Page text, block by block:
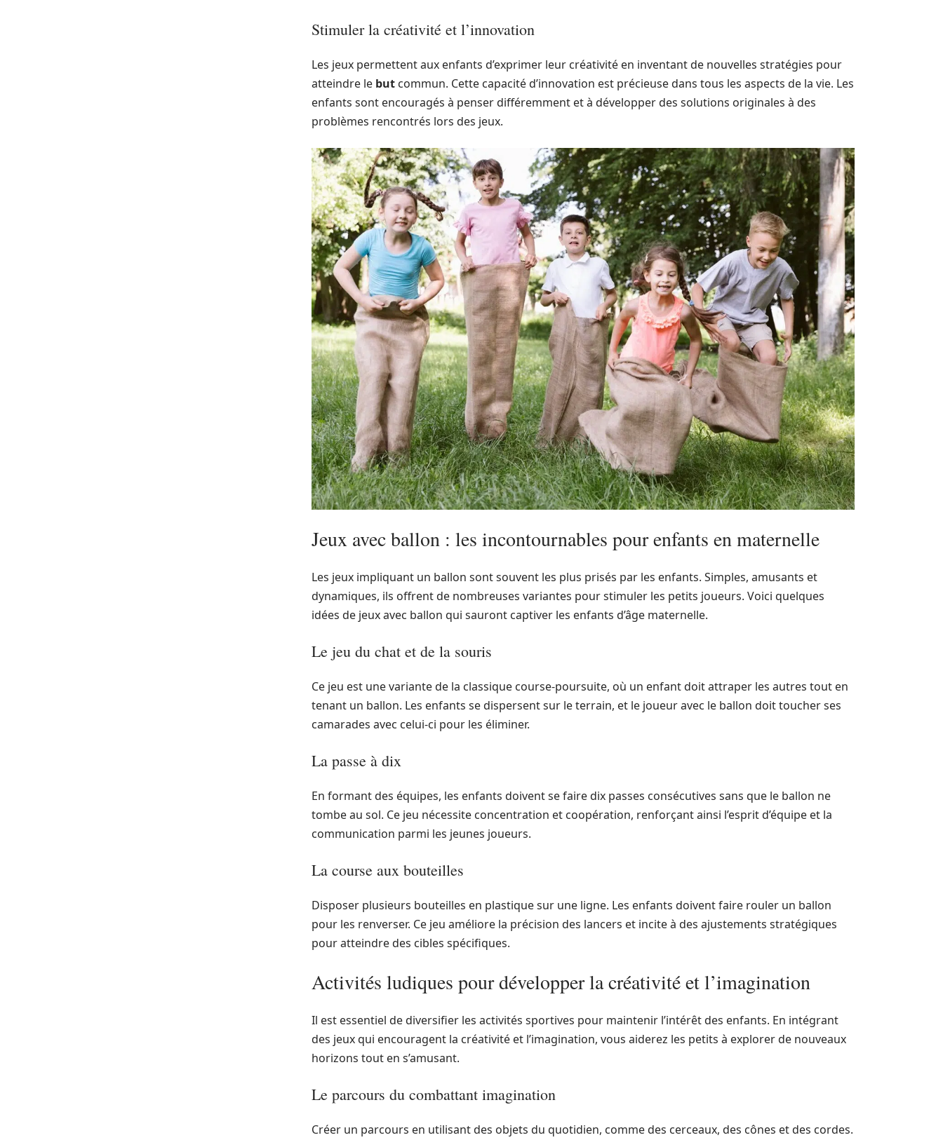
Stimuler la créativité et l’innovation
Les jeux permettent aux enfants d’exprimer leur créativité en inventant de nouvelles stratégies pour
atteindre le but commun. Cette capacité d’innovation est précieuse dans tous les aspects de la vie. Les
enfants sont encouragés à penser différemment et à développer des solutions originales à des
problèmes rencontrés lors des jeux.
Jeux avec ballon : les incontournables pour enfants en maternelle
Les jeux impliquant un ballon sont souvent les plus prisés par les enfants. Simples, amusants et
dynamiques, ils offrent de nombreuses variantes pour stimuler les petits joueurs. Voici quelques
idées de jeux avec ballon qui sauront captiver les enfants d’âge maternelle.
Le jeu du chat et de la souris
Ce jeu est une variante de la classique course-poursuite, où un enfant doit attraper les autres tout en
tenant un ballon. Les enfants se dispersent sur le terrain, et le joueur avec le ballon doit toucher ses
camarades avec celui-ci pour les éliminer.
La passe à dix
En formant des équipes, les enfants doivent se faire dix passes consécutives sans que le ballon ne
tombe au sol. Ce jeu nécessite concentration et coopération, renforçant ainsi l’esprit d’équipe et la
communication parmi les jeunes joueurs.
La course aux bouteilles
Disposer plusieurs bouteilles en plastique sur une ligne. Les enfants doivent faire rouler un ballon
pour les renverser. Ce jeu améliore la précision des lancers et incite à des ajustements stratégiques
pour atteindre des cibles spécifiques.
Activités ludiques pour développer la créativité et l’imagination
Il est essentiel de diversifier les activités sportives pour maintenir l’intérêt des enfants. En intégrant
des jeux qui encouragent la créativité et l’imagination, vous aiderez les petits à explorer de nouveaux
horizons tout en s’amusant.
Le parcours du combattant imagination
Créer un parcours en utilisant des objets du quotidien, comme des cerceaux, des cônes et des cordes.